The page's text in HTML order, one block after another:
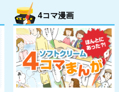
4コマ漫画